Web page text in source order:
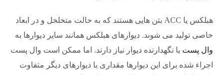
هبلکس یا ACC بتن هایی هستند که به حالت متخلخل و در ابعاد
خاصی تولید می شوند. دیوارهای هبلکس همانند سایر دیوارها به
وال پست یا نگهدارنده دیوار نیاز دارند. اما ممکن است وال پست
اجراء شده برای این دیوارها مقداری با دیوارهای دیگر متفاوت